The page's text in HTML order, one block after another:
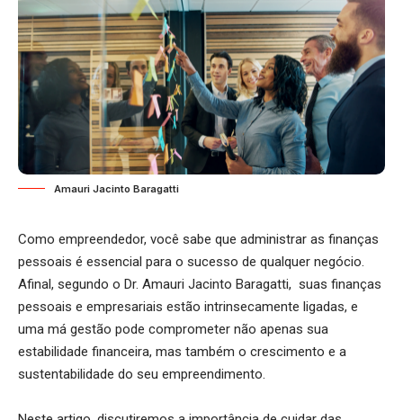
Amauri Jacinto Baragatti
Como empreendedor, você sabe que administrar as finanças
pessoais é essencial para o sucesso de qualquer negócio.
Afinal, segundo o Dr. Amauri Jacinto Baragatti, suas finanças
pessoais e empresariais estão intrinsecamente ligadas, e
uma má gestão pode comprometer não apenas sua
estabilidade financeira, mas também o crescimento e a
sustentabilidade do seu empreendimento.